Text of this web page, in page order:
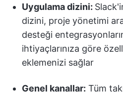
Uygulama dizini:
dizini, proje yönetimi
desteği
ihtiyaçlarınıza göre
eklemenizi sağlar
Genel kanallar: Tüm